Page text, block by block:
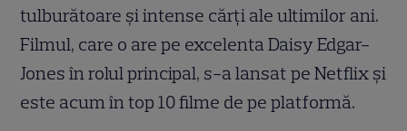
tulburătoare și intense cărți ale ultimilor ani.
Filmul, care o are pe excelenta Daisy Edgar-
Jones în rolul principal, s-a lansat pe Netflix și
este acum în top 10 filme de pe platformă.